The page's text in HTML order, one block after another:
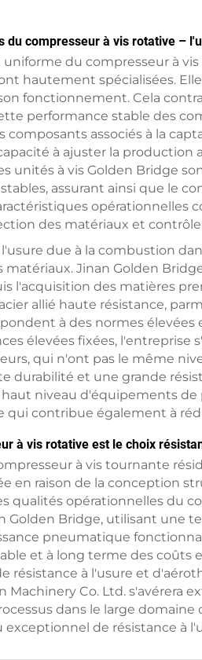
du compresseur à vis rotative –
du compresseur à
hautement spécialisées.
fonctionnement. Cela
performance stable des
associés à la
à ajuster la
unités à vis Golden
assurant ainsi que le
opérationnelles
des matériaux et
due à la combustion
Jinan Golden
l'acquisition des matières
allié haute résistance,
à des normes
élevées fixées,
qui n'ont pas le même
durabilité et une grande
niveau d'équipements
qui contribue également à
à vis rotative est le choix
à vis tournante
en raison de la conception
qualités opérationnelles du
Golden Bridge, utilisant une
pneumatique
et à long terme des coûts
résistance à l'usure et
Machinery Co. Ltd.
dans le large
de résistance à